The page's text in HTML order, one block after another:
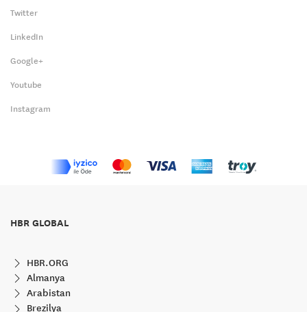
Twitter
LinkedIn
Google+
Youtube
Instagram
HBR GLOBAL
HBR.ORG
Almanya
Arabistan
Brezilya